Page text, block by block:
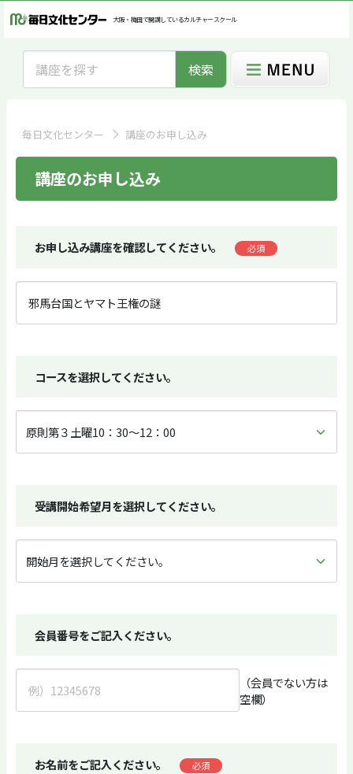
大阪・梅田で開講しているカルチャースクール
検索
毎日文化センター 講座のお申し込み
講座のお申し込み
お申し込み講座を確認してください。 必須
コースを選択してください。
受講開始希望月を選択してください。
会員番号をご記入ください。
（会員でない方は
空欄）
お名前をご記入ください。 必須